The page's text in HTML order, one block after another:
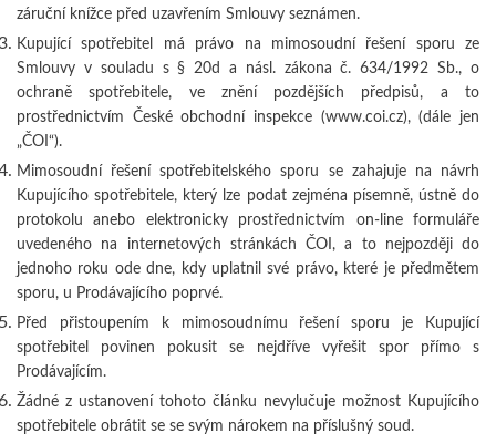
záruční knížce před uzavřením Smlouvy seznámen.
Kupující spotřebitel má právo na mimosoudní řešení sporu ze
Smlouvy v souladu s § 20d a násl. zákona č. 634/1992 Sb., o
ochraně spotřebitele, ve znění pozdějších předpisů, a to
prostřednictvím České obchodní inspekce (www.coi.cz), (dále jen
„ČOI“).
Mimosoudní řešení spotřebitelského sporu se zahajuje na návrh
Kupujícího spotřebitele, který lze podat zejména písemně, ústně do
protokolu anebo elektronicky prostřednictvím on-line formuláře
uvedeného na internetových stránkách ČOI, a to nejpozději do
jednoho roku ode dne, kdy uplatnil své právo, které je předmětem
sporu, u Prodávajícího poprvé.
Před přistoupením k mimosoudnímu řešení sporu je Kupující
spotřebitel povinen pokusit se nejdříve vyřešit spor přímo s
Prodávajícím.
Žádné z ustanovení tohoto článku nevylučuje možnost Kupujícího
spotřebitele obrátit se se svým nárokem na příslušný soud.